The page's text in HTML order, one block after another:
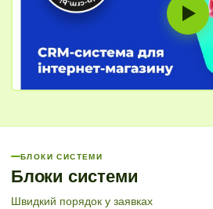
БЛОКИ СИСТЕМИ
Блоки системи
Швидкий порядок у заявках